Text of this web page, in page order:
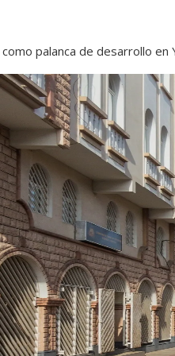
palanca de desarrollo en